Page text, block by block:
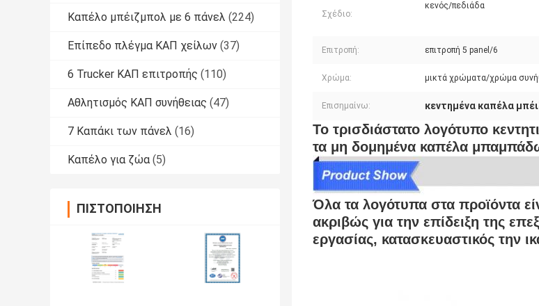
Καπέλο μπέιζμπολ με 6 πάνελ (224)
Επίπεδο πλέγμα ΚΑΠ χείλων (37)
6 Trucker ΚΑΠ επιτροπής (110)
Αθλητισμός ΚΑΠ συνήθειας (47)
7 Καπάκι των πάνελ (16)
Καπέλο για ζώα (5)
ΠΙΣΤΟΠΟΊΗΣΗ
Σχέδιο:
κενός/πεδιάδα
Επιτροπή: επιτροπή 5 panel/6
Χρώμα: μικτά χρώματα/χρώμα
Επισημαίνω: κεντημένα καπέλα
Το τρισδιάστατο λογότυπο
τα μη δομημένα καπέλα
Όλα τα λογότυπα στα προϊόντα
ακριβώς για την επίδειξη της
εργασίας, κατασκευαστικός την